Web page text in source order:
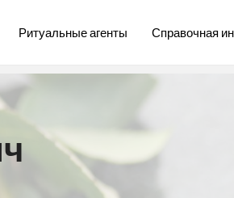
Ритуальные агенты Справочная